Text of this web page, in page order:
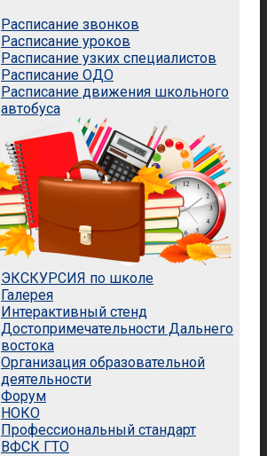
Расписание звонков
Расписание уроков
Расписание узких специалистов
Расписание ОДО
Расписание движения школьного
автобуса
ЭКСКУРСИЯ по школе
Галерея
Интерактивный стенд
Достопримечательности Дальнего
востока
Организация образовательной
деятельности
Форум
НОКО
Профессиональный стандарт
ВФСК ГТО